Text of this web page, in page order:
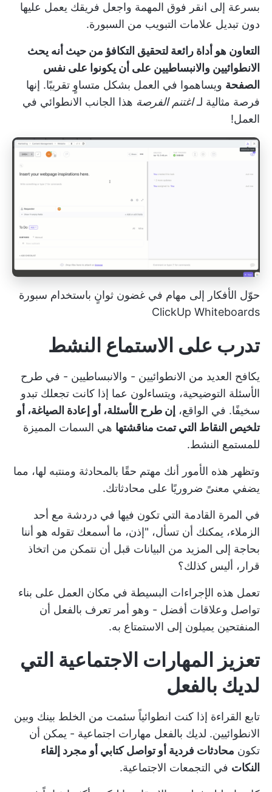
بسرعة إلى انقر فوق المهمة واجعل فريقك يعمل عليها
دون تبديل علامات التبويب من السبورة.
التعاون هو أداة رائعة لتحقيق التكافؤ من حيث أنه يحث
الانطوائيين والانبساطيين على أن يكونوا على نفس
الصفحة ويساهموا في العمل بشكل متساوٍ تقريبًا. إنها
فرصة مثالية لـاغتنم الفرصة هذا الجانب الانطوائي في
العمل!
حوّل الأفكار إلى مهام في غضون ثوانٍ باستخدام سبورة
ClickUp Whiteboards
تدرب على الاستماع النشط
يكافح العديد من الانطوائيين - والانبساطيين - في طرح
الأسئلة التوضيحية، ويتساءلون عما إذا كانت تجعلك تبدو
سخيفًا. في الواقع، إن طرح الأسئلة، أو إعادة الصياغة، أو
تلخيص النقاط التي تمت مناقشتها هي السمات المميزة
للمستمع النشط.
وتظهر هذه الأمور أنك مهتم حقًا بالمحادثة ومنتبه لها، مما
يضفي معنىً ضروريًا على محادثاتك.
في المرة القادمة التي تكون فيها في دردشة مع أحد
الزملاء، يمكنك أن تسأل، "إذن، ما أسمعك تقوله هو أننا
بحاجة إلى المزيد من البيانات قبل أن نتمكن من اتخاذ
قرار، أليس كذلك؟
تعمل هذه الإجراءات البسيطة في مكان العمل على بناء
تواصل وعلاقات أفضل - وهو أمر تعرف بالفعل أن
المنفتحين يميلون إلى الاستمتاع به.
تعزيز المهارات الاجتماعية التي
لديك بالفعل
تابع القراءة إذا كنت انطوائياً سئمت من الخلط بينك وبين
الانطوائيين. لديك بالفعل مهارات اجتماعية - يمكن أن
تكون محادثات فردية أو تواصل كتابي أو مجرد إلقاء
النكات في التجمعات الاجتماعية.